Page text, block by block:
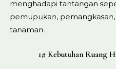
menghadapi tantangan
pemupukan,
tanaman.
1# Kebutuhan Ruang